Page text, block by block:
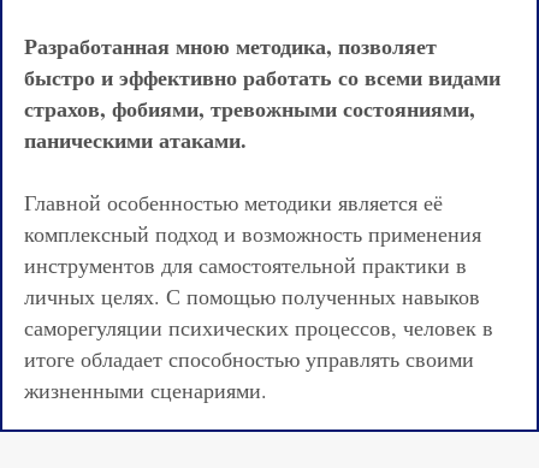
Разработанная мною методика, позволяет
быстро и эффективно работать со всеми видами
страхов, фобиями, тревожными состояниями,
паническими атаками.
Главной особенностью методики является её
комплексный подход и возможность применения
инструментов для самостоятельной практики в
личных целях. С помощью полученных навыков
саморегуляции психических процессов, человек в
итоге обладает способностью управлять своими
жизненными сценариями.